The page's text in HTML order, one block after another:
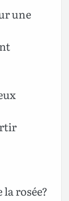
une
rosée?